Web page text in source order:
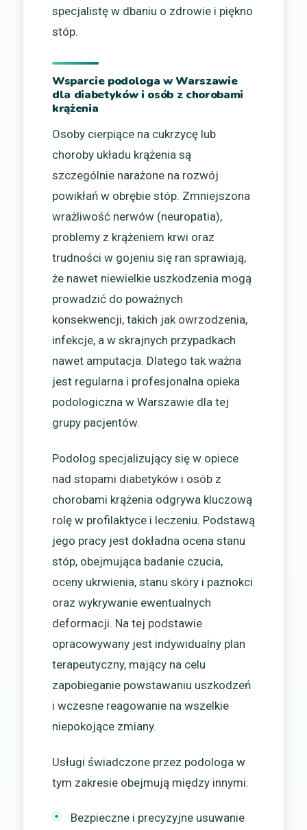
specjalistę w dbaniu o zdrowie i piękno
stóp.
Wsparcie podologa w Warszawie
dla diabetyków i osób z chorobami
krążenia
Osoby cierpiące na cukrzycę lub
choroby układu krążenia są
szczególnie narażone na rozwój
powikłań w obrębie stóp. Zmniejszona
wrażliwość nerwów (neuropatia),
problemy z krążeniem krwi oraz
trudności w gojeniu się ran sprawiają,
że nawet niewielkie uszkodzenia mogą
prowadzić do poważnych
konsekwencji, takich jak owrzodzenia,
infekcje, a w skrajnych przypadkach
nawet amputacja. Dlatego tak ważna
jest regularna i profesjonalna opieka
podologiczna w Warszawie dla tej
grupy pacjentów.
Podolog specjalizujący się w opiece
nad stopami diabetyków i osób z
chorobami krążenia odgrywa kluczową
rolę w profilaktyce i leczeniu. Podstawą
jego pracy jest dokładna ocena stanu
stóp, obejmująca badanie czucia,
oceny ukrwienia, stanu skóry i paznokci
oraz wykrywanie ewentualnych
deformacji. Na tej podstawie
opracowywany jest indywidualny plan
terapeutyczny, mający na celu
zapobieganie powstawaniu uszkodzeń
i wczesne reagowanie na wszelkie
niepokojące zmiany.
Usługi świadczone przez podologa w
tym zakresie obejmują między innymi:
Bezpieczne i precyzyjne usuwanie